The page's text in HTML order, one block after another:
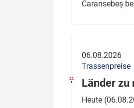
Caransebeș
06.08.2026
Trassenpreise
Länder
Heute